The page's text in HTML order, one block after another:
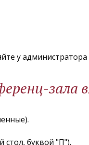
у
зала
стол, буквой "П").